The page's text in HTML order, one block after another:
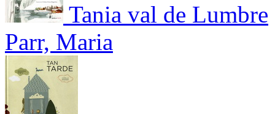
Tania val de Lumbre
Parr, Maria